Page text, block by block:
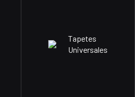
Tapetes
Universales